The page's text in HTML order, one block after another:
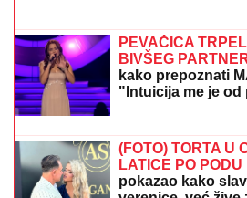
LIMENKA,
slike užasa kod
Dramatični prizori
sumnja se da ima
kako prepoznati
"Intuicija me je od
upozoravala"